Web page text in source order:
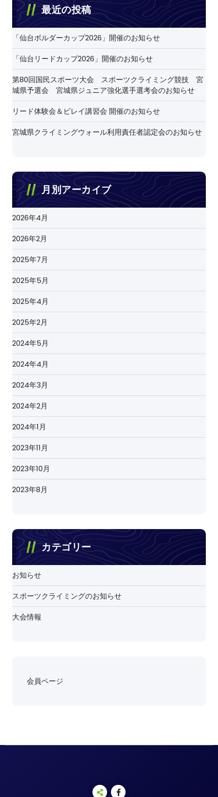
最近の投稿
「仙台ボルダーカップ2026」開催のお知らせ
「仙台リードカップ2026」開催のお知らせ
第80回国民スポーツ大会 スポーツクライミング競技 宮
城県予選会 宮城県ジュニア強化選手選考会のお知らせ
リード体験会＆ビレイ講習会 開催のお知らせ
宮城県クライミングウォール利用責任者認定会のお知らせ
月別アーカイブ
2026年4月
2026年2月
2025年7月
2025年5月
2025年4月
2025年2月
2024年5月
2024年4月
2024年3月
2024年2月
2024年1月
2023年11月
2023年10月
2023年8月
カテゴリー
お知らせ
スポーツクライミングのお知らせ
大会情報
会員ページ